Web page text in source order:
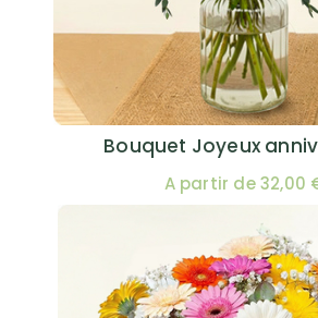
Bouquet Joyeux
A partir de 32,00